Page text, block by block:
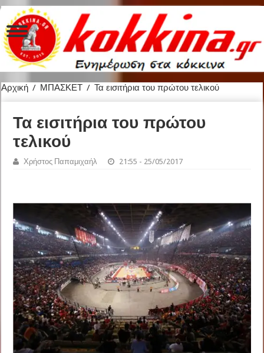
Αρχική / ΜΠΑΣΚΕΤ / Τα εισιτήρια του πρώτου τελικού
Τα εισιτήρια του πρώτου
τελικού
Χρήστος Παπαμιχαήλ 21:55 - 25/05/2017